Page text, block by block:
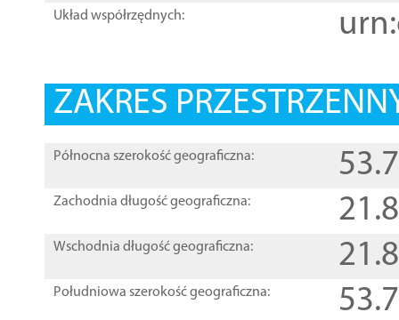
Układ współrzędnych:
ZAKRES
Północna szerokość geograficzna:
Zachodnia długość geograficzna:
Wschodnia długość geograficzna:
Południowa szerokość geograficzna: